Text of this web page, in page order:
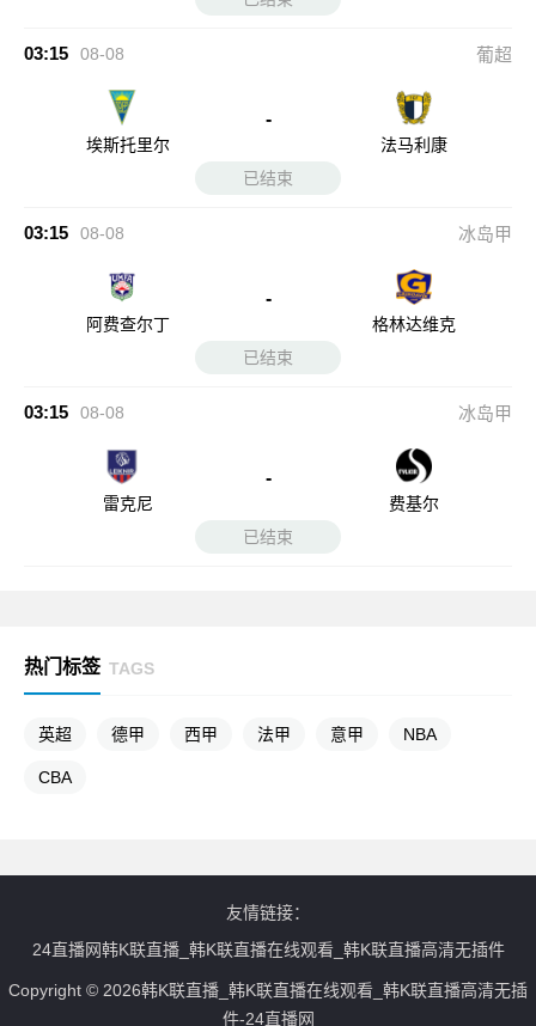
03:15 08-08 葡超
埃斯托里尔
-
法马利康
已结束
03:15 08-08 冰岛甲
阿费查尔丁
-
格林达维克
已结束
03:15 08-08 冰岛甲
雷克尼
-
费基尔
已结束
热门标签 TAGS
英超 德甲 西甲 法甲 意甲 NBA
CBA
友情链接：
24直播网韩K联直播_韩K联直播在线观看_韩K联直播高清无插件
Copyright © 2026韩K联直播_韩K联直播在线观看_韩K联直播高清无插
件-24直播网